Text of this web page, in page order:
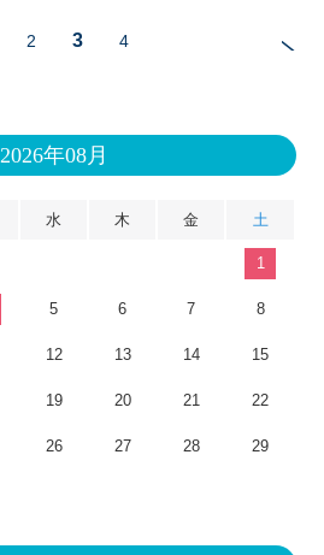
2 3 4
2026年08月
水 木 金 土
1
5 6 7 8
12 13 14 15
19 20 21 22
26 27 28 29